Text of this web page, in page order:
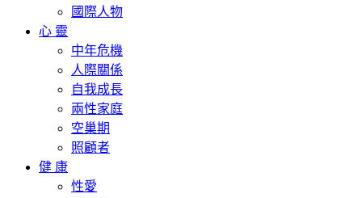
國際人物
心 靈
中年危機
人際關係
自我成長
兩性家庭
空巢期
照顧者
健 康
性愛